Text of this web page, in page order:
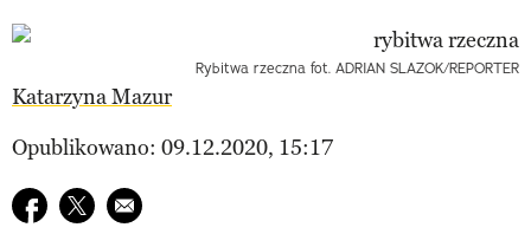
Rybitwa rzeczna fot. ADRIAN SLAZOK/REPORTER
Katarzyna Mazur
Opublikowano: 09.12.2020, 15:17
Udostępnij na facebook
Udostępnij na twitter
E-mail do przyjaciela